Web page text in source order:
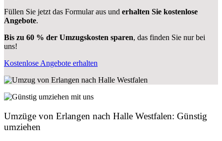
Füllen Sie jetzt das Formular aus und erhalten Sie kostenlose
Angebote.
Bis zu 60 % der Umzugskosten sparen, das finden Sie nur bei
uns!
Kostenlose Angebote erhalten
Umzüge von Erlangen nach Halle Westfalen: Günstig
umziehen